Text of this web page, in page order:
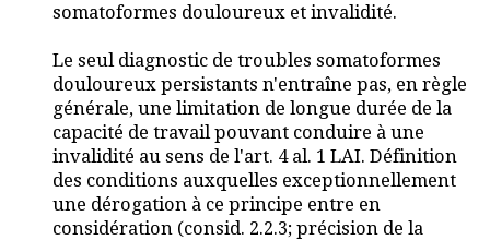
somatoformes douloureux et invalidité.
Le seul diagnostic de troubles somatoformes
douloureux persistants n'entraîne pas, en règle
générale, une limitation de longue durée de la
capacité de travail pouvant conduire à une
invalidité au sens de l'art. 4 al. 1 LAI. Définition
des conditions auxquelles exceptionnellement
une dérogation à ce principe entre en
considération (consid. 2.2.3; précision de la